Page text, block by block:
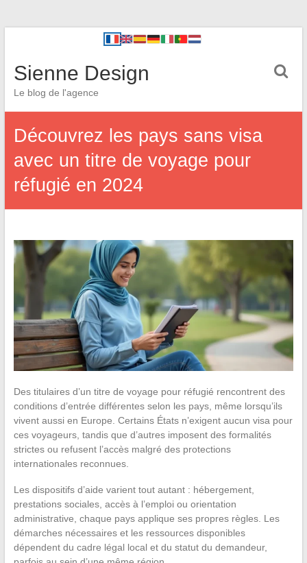
Sienne Design
Le blog de l'agence
Découvrez les pays sans visa
avec un titre de voyage pour
réfugié en 2024
Des titulaires d’un titre de voyage pour réfugié rencontrent des
conditions d’entrée différentes selon les pays, même lorsqu’ils
vivent aussi en Europe. Certains États n’exigent aucun visa pour
ces voyageurs, tandis que d’autres imposent des formalités
strictes ou refusent l’accès malgré des protections
internationales reconnues.
Les dispositifs d’aide varient tout autant : hébergement,
prestations sociales, accès à l’emploi ou orientation
administrative, chaque pays applique ses propres règles. Les
démarches nécessaires et les ressources disponibles
dépendent du cadre légal local et du statut du demandeur,